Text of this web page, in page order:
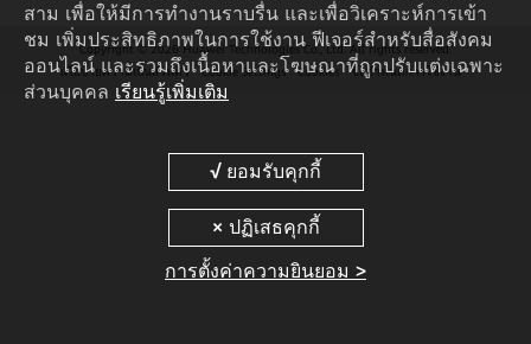
Copyright © 2026 Huawei Technologies Co., Ltd. All rights reserved.
นโยบายความเป็นส่วนตัว
Cookie Settings Cookies ข้อกำหนดการใช้งาน
สาม เพื่อให้มีการทำงานราบรื่น และเพื่อวิเคราะห์การเข้า
ชม เพิ่มประสิทธิภาพในการใช้งาน ฟีเจอร์สำหรับสื่อสังคม
ออนไลน์ และรวมถึงเนื้อหาและโฆษณาที่ถูกปรับแต่งเฉพาะ
ส่วนบุคคล เรียนรู้เพิ่มเติม
การตั้งค่าความยินยอม >